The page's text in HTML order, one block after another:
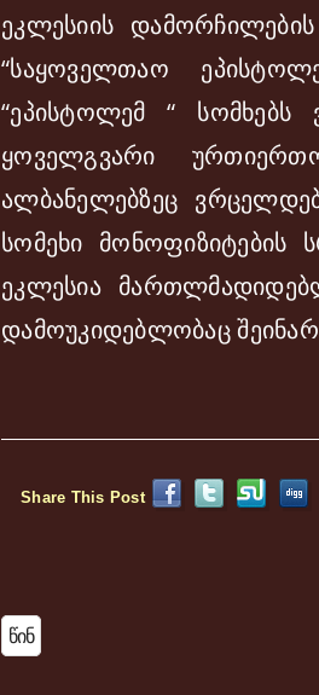
ეკლესიის
“საყოველთაო
“ეპისტოლემ “
ყოველგვარი
ალბანელებზეც
სომეხი მონოფიზიტების
ეკლესია
დამოუკიდებლობაც
Share This Post
Წინ